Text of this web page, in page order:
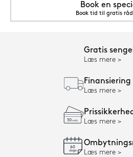
Book en
Book tid til gratis
Gratis
Læs mere
Finansiering
Læs mere
Prissikkerhed
Læs mere
Læs mere